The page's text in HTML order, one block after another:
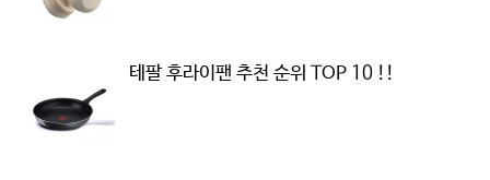
테팔 후라이팬 추천 순위 TOP 10 !!